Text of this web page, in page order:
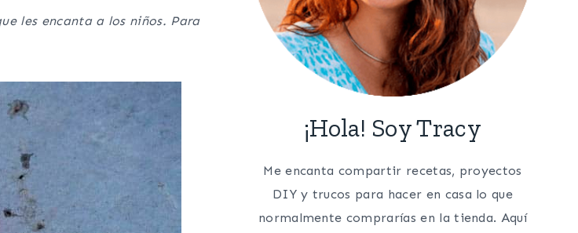
les encanta a los niños. Para
¡Hola! Soy Tracy
Me encanta compartir recetas, proyectos
DIY y trucos para hacer en casa lo que
normalmente comprarías en la tienda. Aquí